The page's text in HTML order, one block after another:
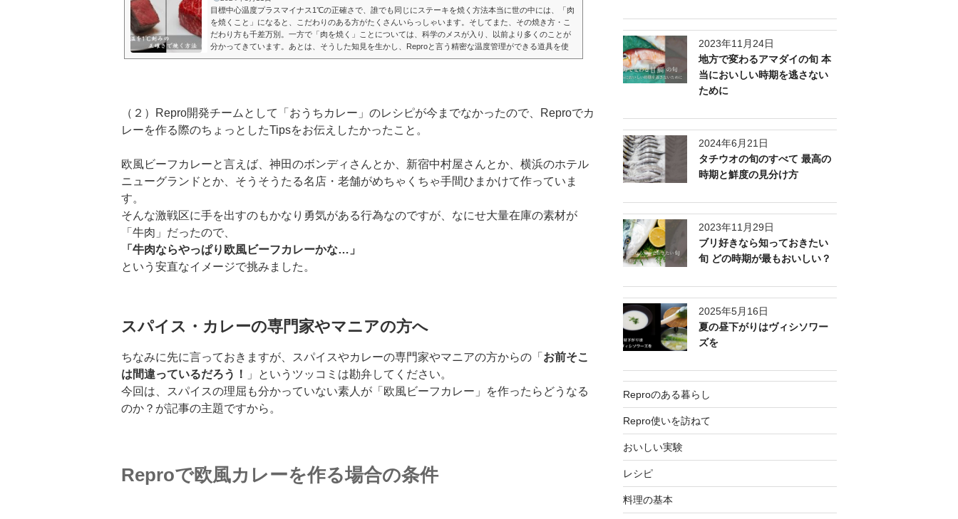
目標中心温度プラスマイナス1℃の正確さで、誰でも同じにステーキを焼く方法本当に世の中には、「肉
を焼くこと」になると、こだわりのある方がたくさんいらっしゃいます。そしてまた、その焼き方・こ
だわり方も千差万別。一方で「肉を焼く」ことについては、科学のメスが入り、以前より多くのことが
分かってきています。あとは、そうした知見を生かし、Reproと言う精密な温度管理ができる道具を使
い、どれだけ狙った焼き具合のステーキを精緻に再現できるのか？それはもう「工学な世界」です。今
（２）Repro開発チームとして「おうちカレー」のレシピが今までなかったので、Reproでカ
レーを作る際のちょっとしたTipsをお伝えしたかったこと。
欧風ビーフカレーと言えば、神田のボンディさんとか、新宿中村屋さんとか、横浜のホテル
ニューグランドとか、そうそうたる名店・老舗がめちゃくちゃ手間ひまかけて作っていま
す。
そんな激戦区に手を出すのもかなり勇気がある行為なのですが、なにせ大量在庫の素材が
「牛肉」だったので、
「牛肉ならやっぱり欧風ビーフカレーかな…」
という安直なイメージで挑みました。
スパイス・カレーの専門家やマニアの方へ
ちなみに先に言っておきますが、スパイスやカレーの専門家やマニアの方からの「 お前そこ
は間違っているだろう！
」というツッコミは勘弁してください。
今回は、スパイスの理屈も分かっていない素人が「欧風ビーフカレー」を作ったらどうなる
のか？が記事の主題ですから。
Reproで欧風カレーを作る場合の条件
2023年11月24日
地方で変わるアマダイの旬 本
当においしい時期を逃さない
ために
2024年6月21日
タチウオの旬のすべて 最高の
時期と鮮度の見分け方
2023年11月29日
ブリ好きなら知っておきたい
旬 どの時期が最もおいしい？
2025年5月16日
夏の昼下がりはヴィシソワー
ズを
Reproのある暮らし
Repro使いを訪ねて
おいしい実験
レシピ
料理の基本